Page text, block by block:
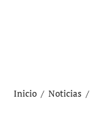
Inicio Noticias